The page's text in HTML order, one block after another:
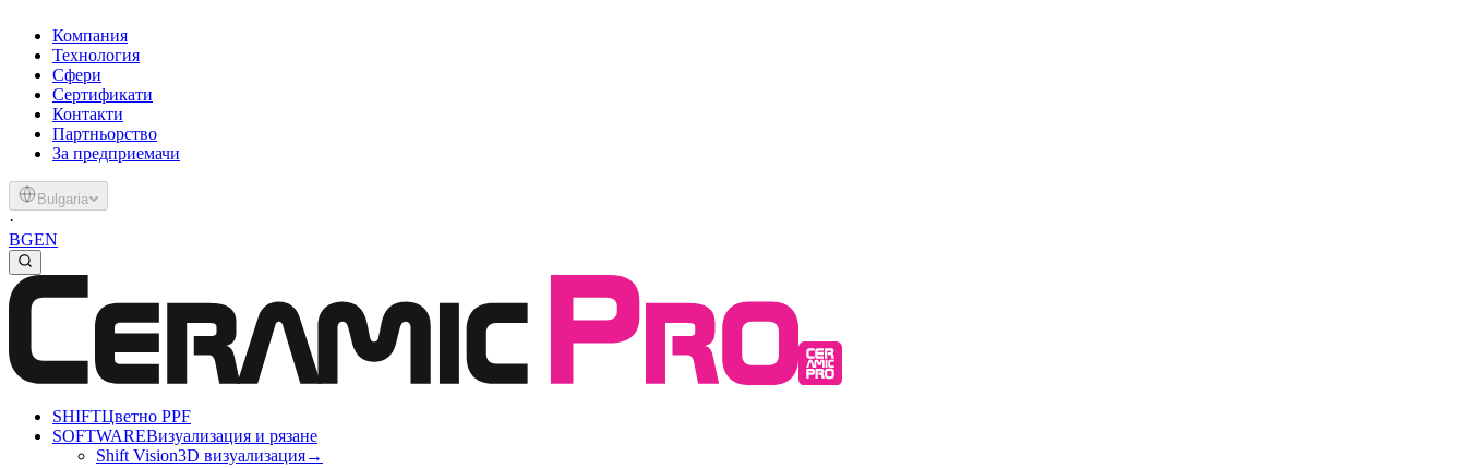
Компания
Технология
Сфери
Сертификати
Контакти
Партньорство
За предприемачи
Bulgaria
·
BGEN
SHIFTЦветно PPF
SOFTWAREВизуализация и рязане
Shift Vision3D визуализация→